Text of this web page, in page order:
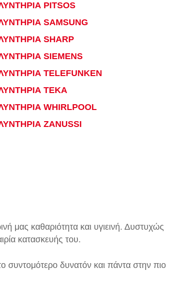
PITSOS
SAMSUNG
SHARP
SIEMENS
TELEFUNKEN
TEKA
WHIRLPOOL
ZANUSSI
μας καθαριότητα και υγιεινή. Δυστυχώς
κατασκευής του.
συντομότερο δυνατόν και πάντα στην πιο